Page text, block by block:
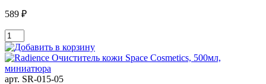
589 ₽
арт. SR-015-05